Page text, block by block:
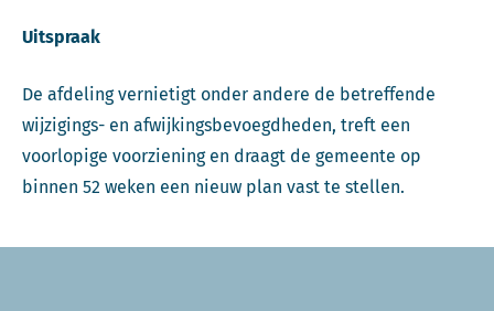
Uitspraak
De afdeling vernietigt onder andere de betreffende
wijzigings- en afwijkingsbevoegdheden, treft een
voorlopige voorziening en draagt de gemeente op
binnen 52 weken een nieuw plan vast te stellen.